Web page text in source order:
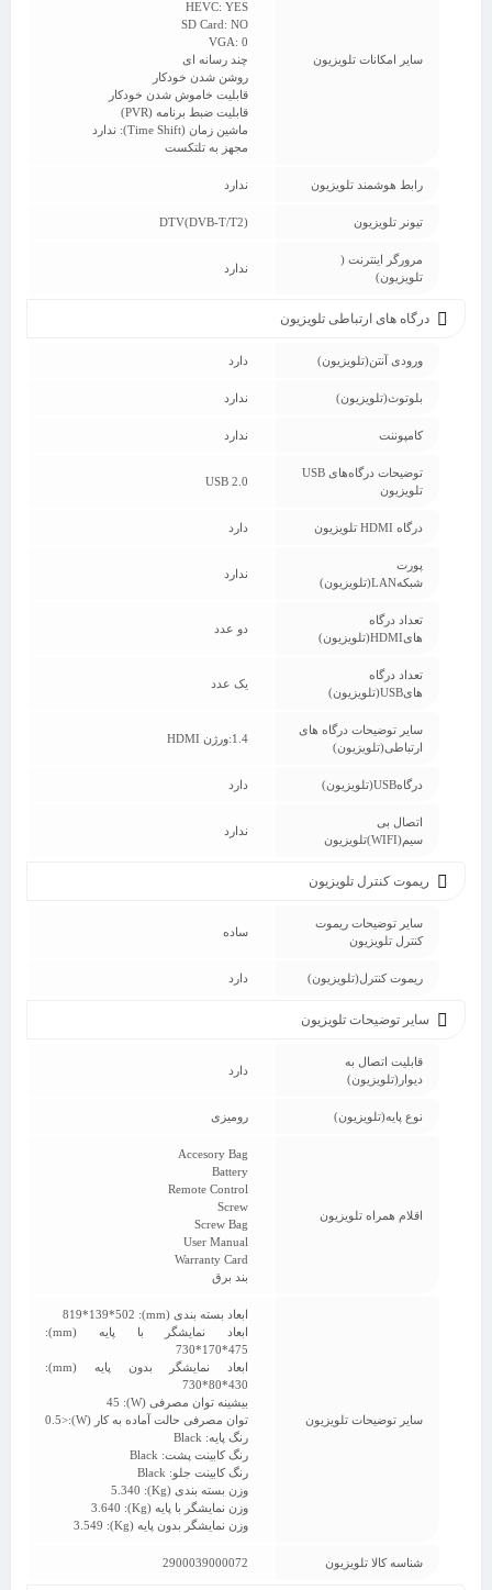
سایر امکانات تلویزیون
HEVC: YES
SD Card: NO
VGA: 0
چند رسانه ای
روشن شدن خودکار
قابلیت خاموش شدن خودکار
قابلیت ضبط برنامه (PVR)
ماشین زمان (Time Shift): ندارد
مجهز به تلتکست
رابط هوشمند تلویزیون ندارد
تیونر تلویزیون DTV(DVB-T/T2)
مرورگر اینترنت (
تلویزیون)
ندارد
درگاه های ارتباطی تلویزیون
ورودی آنتن(تلویزیون) دارد
بلوتوث(تلویزیون) ندارد
کامپوننت ندارد
توضیحات درگاه‌های USB
تلویزیون
USB 2.0
درگاه HDMI تلویزیون دارد
پورت
شبکهLAN(تلویزیون)
ندارد
تعداد درگاه
هایHDMI(تلویزیون)
دو عدد
تعداد درگاه
هایUSB(تلویزیون)
یک عدد
سایر توضیحات درگاه های
ارتباطی(تلویزیون)
1.4:ورژن HDMI
درگاهUSB(تلویزیون) دارد
اتصال بی
سیم(WIFI)تلویزیون
ندارد
ریموت کنترل تلویزیون
سایر توضیحات ریموت
کنترل تلویزیون
ساده
ریموت کنترل(تلویزیون) دارد
سایر توضیحات تلویزیون
قابلیت اتصال به
دیوار(تلویزیون)
دارد
نوع پایه(تلویزیون) رومیزی
اقلام همراه تلویزیون
Accesory Bag
Battery
Remote Control
Screw
Screw Bag
User Manual
Warranty Card
بند برق
سایر توضیحات تلویزیون
ابعاد بسته بندی (mm): 819*139*502
ابعاد نمایشگر با پایه (mm):
730*170*475
ابعاد نمایشگر بدون پایه (mm):
730*80*430
بیشینه توان مصرفی (W): 45
توان مصرفی حالت آماده به کار (W):<0.5
رنگ پایه: Black
رنگ کابینت پشت: Black
رنگ کابینت جلو: Black
وزن بسته بندی (Kg): 5.340
وزن نمایشگر با پایه (Kg): 3.640
وزن نمایشگر بدون پایه (Kg): 3.549
شناسه کالا تلویزیون 2900039000072